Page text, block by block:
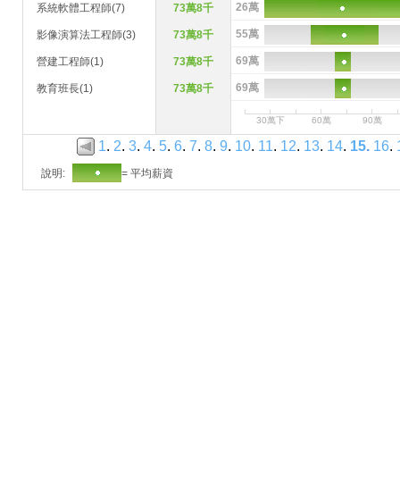
系統軟體工程師(7) 73萬8千 26萬
影像演算法工程師(3) 73萬8千 55萬
營建工程師(1) 73萬8千 69萬
教育班長(1) 73萬8千 69萬
30萬下 60萬 90萬
1. 2. 3. 4. 5. 6. 7. 8. 9. 10. 11. 12. 13. 14. 15. 16.
說明: = 平均薪資